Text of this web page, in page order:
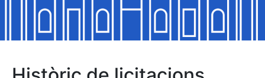
Mostra/Amaga
Mostra/Amaga